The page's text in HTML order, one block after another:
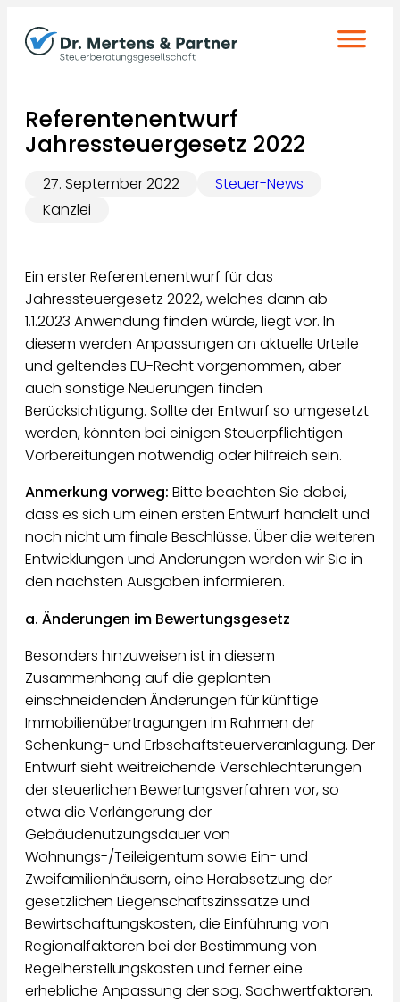
Inhalt
springen
Referentenentwurf
Jahressteuergesetz 2022
27. September 2022
Steuer-News
Kanzlei
Ein erster Referentenentwurf für das
Jahressteuergesetz 2022, welches dann ab
1.1.2023 Anwendung finden würde, liegt vor. In
diesem werden Anpassungen an aktuelle Urteile
und geltendes EU-Recht vorgenommen, aber
auch sonstige Neuerungen finden
Berücksichtigung. Sollte der Entwurf so umgesetzt
werden, könnten bei einigen Steuerpflichtigen
Vorbereitungen notwendig oder hilfreich sein.
Anmerkung vorweg: Bitte beachten Sie dabei,
dass es sich um einen ersten Entwurf handelt und
noch nicht um finale Beschlüsse. Über die weiteren
Entwicklungen und Änderungen werden wir Sie in
den nächsten Ausgaben informieren.
a. Änderungen im Bewertungsgesetz
Besonders hinzuweisen ist in diesem
Zusammenhang auf die geplanten
einschneidenden Änderungen für künftige
Immobilienübertragungen im Rahmen der
Schenkung- und Erbschaftsteuerveranlagung. Der
Entwurf sieht weitreichende Verschlechterungen
der steuerlichen Bewertungsverfahren vor, so
etwa die Verlängerung der
Gebäudenutzungsdauer von
Wohnungs-/Teileigentum sowie Ein- und
Zweifamilienhäusern, eine Herabsetzung der
gesetzlichen Liegenschaftszinssätze und
Bewirtschaftungskosten, die Einführung von
Regionalfaktoren bei der Bestimmung von
Regelherstellungskosten und ferner eine
erhebliche Anpassung der sog. Sachwertfaktoren.